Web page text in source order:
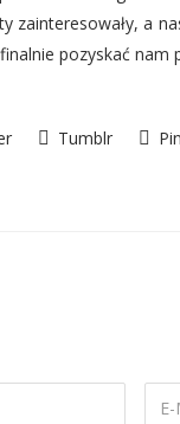
zainteresowały, a
pozyskać
Tumblr